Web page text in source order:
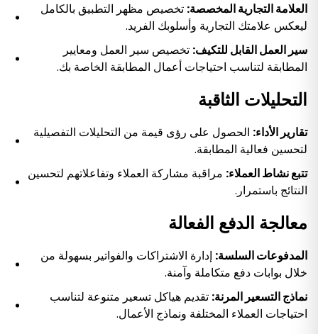
العلامة التجارية المخصصة: تخصيص مظهر التطبيق بالكامل
ليعكس علامتك التجارية وأسلوبك الفريد.
سير العمل القابل للتكيف: تخصيص سير العمل ومعايير
المطابقة لتناسب احتياجات أعمال المطابقة الخاصة بك.
التحليلات الثاقبة
تقارير الأداء: الحصول على رؤى قيمة من التحليلات التفصيلية
لتحسين فعالية المطابقة.
تتبع نشاط العملاء: مراقبة مشاركة العملاء وتفاعلاتهم لتحسين
النتائج باستمرار.
معالجة الدفع الفعالة
المدفوعات السلسة: إدارة الاشتراكات والفواتير بسهولة من
خلال بوابات دفع متكاملة وآمنة.
نماذج التسعير المرنة: تقديم هياكل تسعير متنوعة لتناسب
احتياجات العملاء المختلفة ونماذج الأعمال.